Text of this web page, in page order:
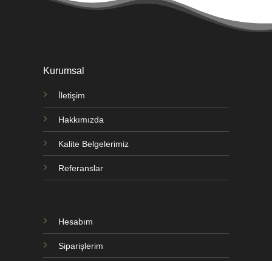
Kurumsal
İletişim
Hakkımızda
Kalite Belgelerimiz
Referanslar
Hesabım
Siparişlerim